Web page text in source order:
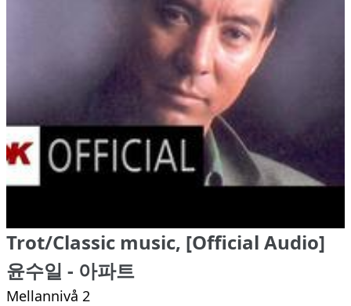
Trot/Classic music, [Official Audio]
윤수일 - 아파트
Mellannivå 2